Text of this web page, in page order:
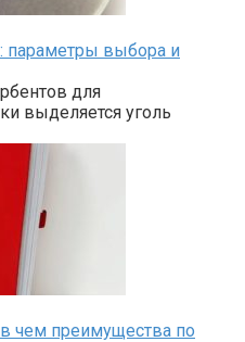
параметры выбора и
для
выделяется уголь
чем преимущества по